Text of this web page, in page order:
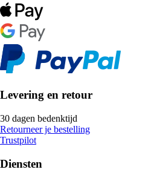
Levering en retour
30 dagen bedenktijd
Retourneer je bestelling
Trustpilot
Diensten